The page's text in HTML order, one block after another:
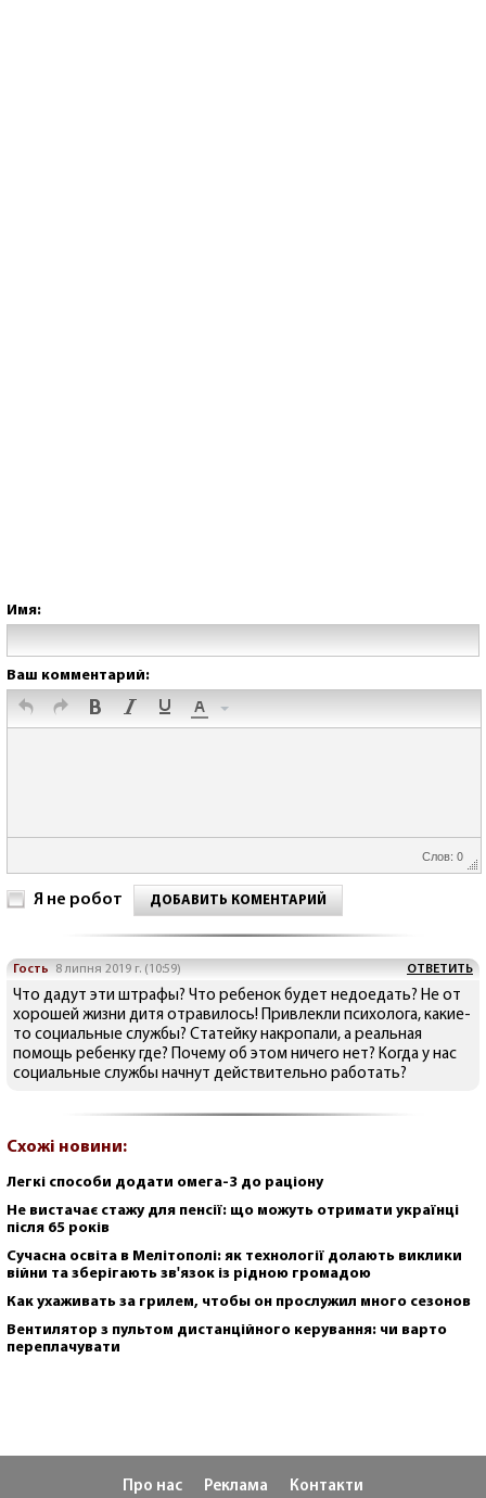
Имя:
Ваш комментарий:
Слов: 0
Я не робот ДОБАВИТЬ КОМЕНТАРИЙ
Гость 8 липня 2019 г. (10:59) ОТВЕТИТЬ
Что дадут эти штрафы? Что ребенок будет недоедать? Не от
хорошей жизни дитя отравилось! Привлекли психолога, какие-
то социальные службы? Статейку накропали, а реальная
помощь ребенку где? Почему об этом ничего нет? Когда у нас
социальные службы начнут действительно работать?
Схожі новини:
Легкі способи додати омега-3 до раціону
Не вистачає стажу для пенсії: що можуть отримати українці
після 65 років
Сучасна освіта в Мелітополі: як технології долають виклики
війни та зберігають зв'язок із рідною громадою
Как ухаживать за грилем, чтобы он прослужил много сезонов
Вентилятор з пультом дистанційного керування: чи варто
переплачувати
Про нас Реклама Контакти